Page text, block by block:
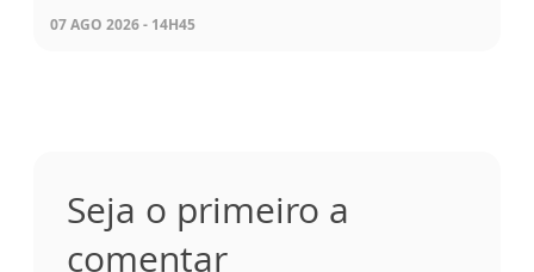
07 AGO 2026 - 14H45
Seja o primeiro a
comentar